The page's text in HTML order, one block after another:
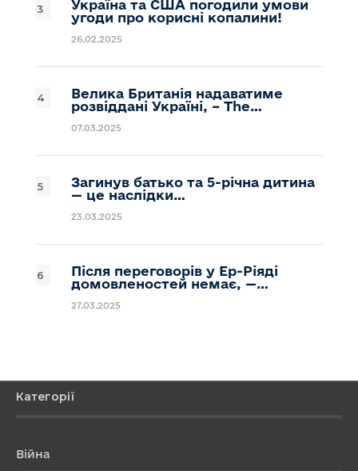
Україна та США погодили умови
угоди про корисні копалини!
26.02.2025
Велика Британія надаватиме
розвіддані Україні, – The…
07.03.2025
Загинув батько та 5-річна дитина
— це наслідки…
23.03.2025
Після переговорів у Ер-Ріяді
домовленостей немає, —…
27.03.2025
Категорії
Війна